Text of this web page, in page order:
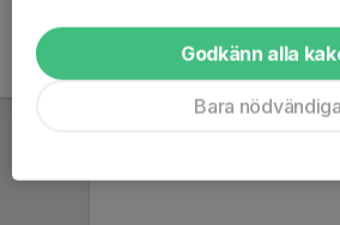
Godkänn alla
Bara nödvändiga